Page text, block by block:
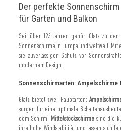
Der perfekte Sonnenschirm
für Garten und Balkon
Seit über 125 Jahren gehört Glatz zu
Sonnenschirme in Europa und weltweit. Mit
sie zuverlässigen Schutz vor
modernem Design.
Sonnenschirmarten:
Glatz bietet zwei Hauptarten:
sorgen für eine optimale
dem Schirm. Mittelstockschirme sind die
ihre hohe Windstabilität und lassen sich